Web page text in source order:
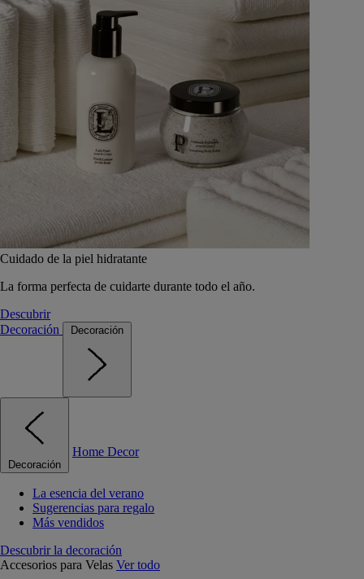
Cuidado de la piel hidratante
La forma perfecta de cuidarte durante todo el año.
Descubrir
Decoración
Decoración
Decoración
Home Decor
La esencia del verano
Sugerencias para regalo
Más vendidos
Descubrir la decoración
Accesorios para Velas Ver todo